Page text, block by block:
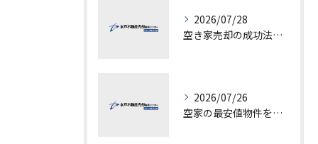
2026/07/28
空き家売却の成功法と注意点
2026/07/26
空家の最安値物件を茨城県水戸市つくば市で探す方法と賢い売却ポイントを徹底解説